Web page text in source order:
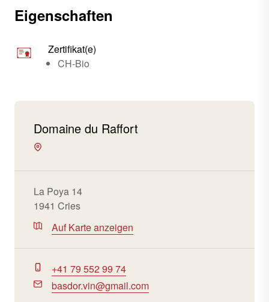
Eigenschaften
Zertifikat(e)
CH-Bio
Domaine du Raffort
La Poya 14
1941 Cries
Auf Karte anzeigen
+41 79 552 99 74
basdor.vin@gmail.com